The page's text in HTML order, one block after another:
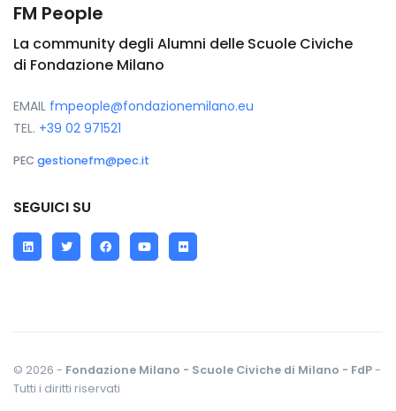
FM People
La community degli Alumni delle Scuole Civiche
di Fondazione Milano
EMAIL fmpeople@fondazionemilano.eu
TEL. +39 02 971521
PEC gestionefm@pec.it
SEGUICI SU
LinkedInTwitterFacebookYouTube
Flickr
© 2026 - Fondazione Milano - Scuole Civiche di Milano - FdP-
Tutti i diritti riservati